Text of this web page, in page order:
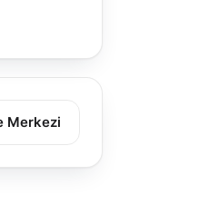
Merkezi